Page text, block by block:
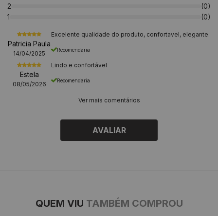
2
(0)
1
(0)
Patricia Paula
14/04/2025
Excelente qualidade do produto, confortavel, elegante.
Recomendaria
Estela
08/05/2026
Lindo e confortável
Recomendaria
Ver mais comentários
AVALIAR
QUEM VIU TAMBÉM COMPROU